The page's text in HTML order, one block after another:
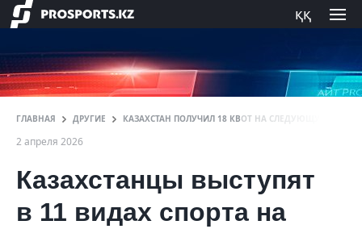
ққ
ГЛАВНАЯ ДРУГИЕ КАЗАХСТАН ПОЛУЧИЛ 18 КВОТ НА СЛЕДУЮЩУЮ
2 апреля 2026
Казахстанцы выступят
в 11 видах спорта на